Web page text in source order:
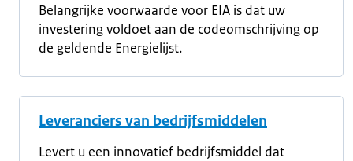
Belangrijke voorwaarde voor EIA is dat uw
investering voldoet aan de codeomschrijving op
de geldende Energielijst.
Leveranciers van bedrijfsmiddelen
Levert u een innovatief bedrijfsmiddel dat